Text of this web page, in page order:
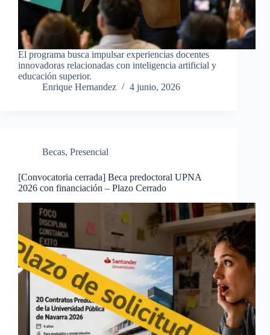
El programa busca impulsar experiencias docentes
innovadoras relacionadas con inteligencia artificial y
educación superior.
Enrique Hernandez
4 junio, 2026
Becas, Presencial
[Convocatoria cerrada] Beca predoctoral UPNA
2026 con financiación – Plazo Cerrado